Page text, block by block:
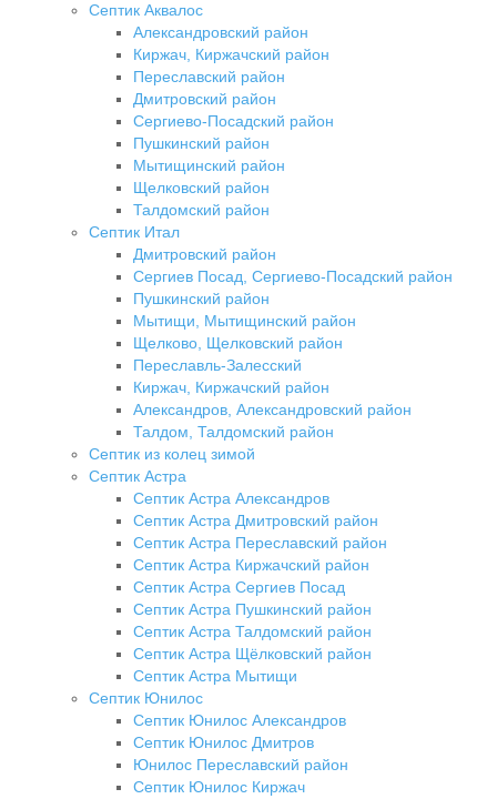
Септик Аквалос
Александровский район
Киржач, Киржачский район
Переславский район
Дмитровский район
Сергиево-Посадский район
Пушкинский район
Мытищинский район
Щелковский район
Талдомский район
Септик Итал
Дмитровский район
Сергиев Посад, Сергиево-Посадский район
Пушкинский район
Мытищи, Мытищинский район
Щелково, Щелковский район
Переславль-Залесский
Киржач, Киржачский район
Александров, Александровский район
Талдом, Талдомский район
Септик из колец зимой
Септик Астра
Септик Астра Александров
Септик Астра Дмитровский район
Септик Астра Переславский район
Септик Астра Киржачский район
Септик Астра Сергиев Посад
Септик Астра Пушкинский район
Септик Астра Талдомский район
Септик Астра Щёлковский район
Септик Астра Мытищи
Септик Юнилос
Септик Юнилос Александров
Септик Юнилос Дмитров
Юнилос Переславский район
Септик Юнилос Киржач